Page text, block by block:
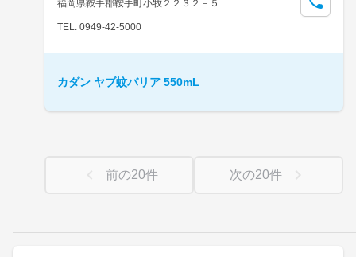
福岡県鞍手郡鞍手町小牧２２３２－５
TEL: 0949-42-5000
カダン ヤブ蚊バリア 550mL
前の20件 次の20件